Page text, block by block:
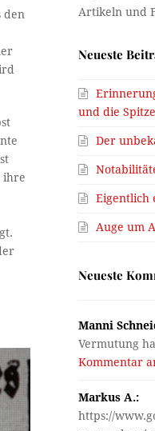
den
ihre
Neueste
und die
Der
Eigentlich
Auge um
Neueste
Manni
Vermutung
Kommentar
Markus A.:
https://